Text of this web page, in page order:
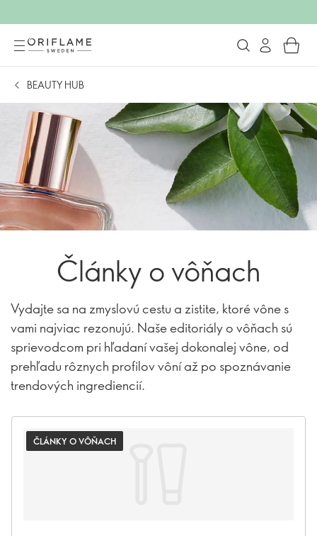
BEAUTY HUB
Články o vôňach
Vydajte sa na zmyslovú cestu a zistite, ktoré vône s
vami najviac rezonujú. Naše editoriály o vôňach sú
sprievodcom pri hľadaní vašej dokonalej vône, od
prehľadu rôznych profilov vôní až po spoznávanie
trendových ingrediencií.
ČLÁNKY O VÔŇACH